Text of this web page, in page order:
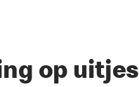
op uitjes